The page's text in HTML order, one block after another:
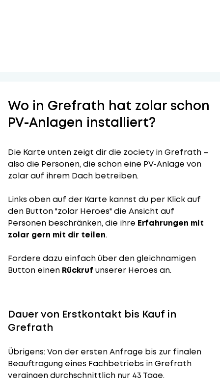
Wo in Grefrath hat zolar schon
PV-Anlagen installiert?
Die Karte unten zeigt dir die zociety in Grefrath –
also die Personen, die schon eine PV-Anlage von
zolar auf ihrem Dach betreiben.
Links oben auf der Karte kannst du per Klick auf
den Button "zolar Heroes" die Ansicht auf
Personen beschränken, die ihre Erfahrungen mit
zolar gern mit dir teilen.
Fordere dazu einfach über den gleichnamigen
Button einen Rückruf unserer Heroes an.
Dauer von Erstkontakt bis Kauf in
Grefrath
Übrigens: Von der ersten Anfrage bis zur finalen
Beauftragung eines Fachbetriebs in Grefrath
vergingen durchschnittlich nur 43 Tage.